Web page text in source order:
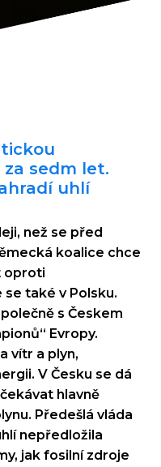
sedm let.
uhlí
než se před
koalice chce
oproti
také v Polsku.
s Českem
Evropy.
vítr a plyn,
V Česku se dá
hlavně
Předešlá vláda
nepředložila
jak fosilní zdroje